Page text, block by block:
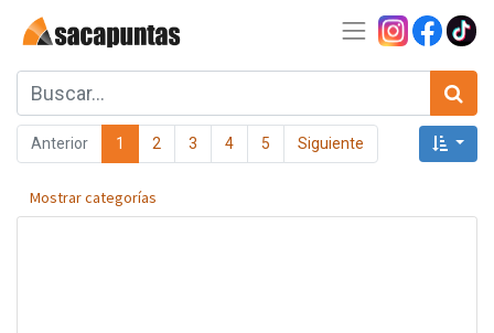
Anterior 1 2 3 4 5 Siguiente
Mostrar categorías